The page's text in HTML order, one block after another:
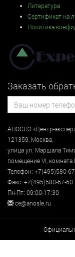
Литература
Сертификат на
Политика
Заказать
АНОСЛЭ «Центр-
121359 Москва
улицаул. Маршала
помещение VI,
Телефон: +7(495)580-
Факс: +7(495)580-67-60
Пн-Пт: 09:00-17:30
ce@anosle.ru